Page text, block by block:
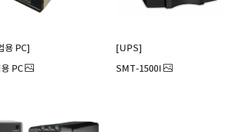
용 PC
PC
UPS
SMT-1500I